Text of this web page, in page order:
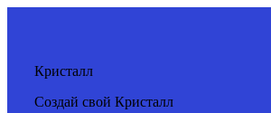
Кристалл
Создай свой Кристалл